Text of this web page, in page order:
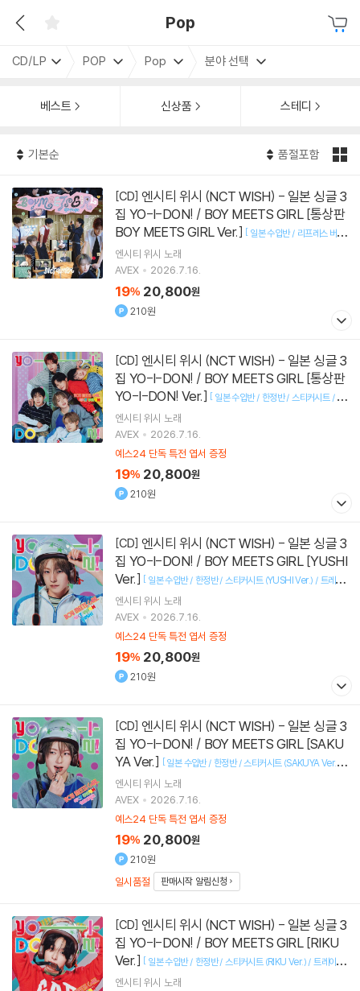
Pop
CD/LP POP Pop 분야 선택
베스트 신상품 스테디
기본순 품절포함
[CD]
집 YO-I-DON! / BOY MEETS GIRL [통상판
BOY MEETS GIRL Ver.] [ 일본 수입반 / 리프레스 버전
으로 발송됩니다. [스티커 시트
엔시티 위시 노래
AVEX
2026.7.16.
19% 20,800원
210원
[CD]
집 YO-I-DON! / BOY MEETS GIRL [통상판
YO-I-DON! Ver.] [ 일본 수입반 / 한정반 / 스티커시트 / 트
레이딩 카드]
엔시티 위시 노래
AVEX
2026.7.16.
예스24 단독 특전 엽서 증정
19% 20,800원
210원
[CD]
집 YO-I-DON! / BOY MEETS GIRL [YUSHI
Ver.] [ 일본 수입반 / 한정반 / 스티커시트 (YUSHI Ver.) / 트레이
딩 카드
엔시티 위시 노래
AVEX
2026.7.16.
예스24 단독 특전 엽서 증정
19% 20,800원
210원
[CD]
집 YO-I-DON! / BOY MEETS GIRL [SAKU
YA Ver.] [일본 수입반 / 한정반 / 스티커시트 (SAKUYA Ver.) /
트레이딩 카드 ]
엔시티 위시 노래
AVEX
2026.7.16.
예스24 단독 특전 엽서 증정
19% 20,800원
210원
일시품절
판매시작 알림신청
[CD]
집 YO-I-DON! / BOY MEETS GIRL [RIKU
Ver.] [ 일본 수입반 / 한정반 / 스티커시트 (RIKU Ver.) / 트레이딩
카드 ]
엔시티 위시 노래